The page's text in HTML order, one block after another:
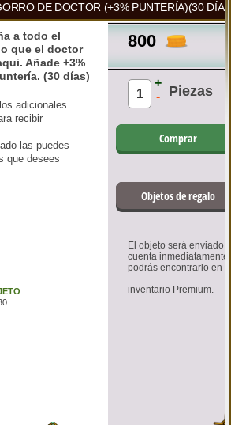
DE DOCTOR (+3% PUNTERÍA)(30
800
Piezas
+
-
Comprar
Objetos de regalo
El objeto será enviado
cuenta inmediatamente
podrás encontrarlo en
inventario Premium.
a todo el
que el doctor
Añade +3%
(30 días)
adicionales
recibir
las puedes
que desees